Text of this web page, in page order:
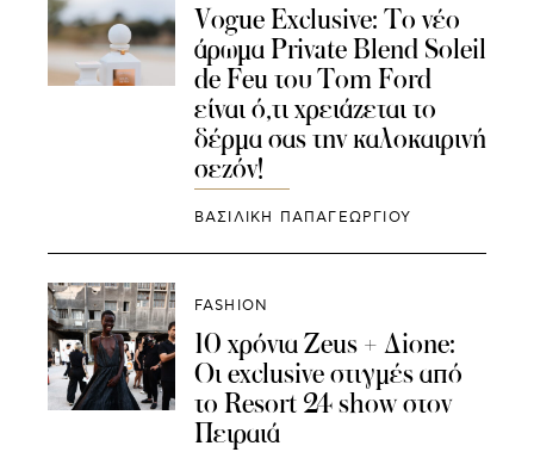
Vogue Exclusive: Tο νέο
άρωμα Private Blend Soleil
de Feu του Tom Ford
είναι ό,τι χρειάζεται το
δέρμα σας την καλοκαιρινή
σεζόν!
ΒΑΣΙΛΙΚΗ ΠΑΠΑΓΕΩΡΓΙΟΥ
FASHION
10 χρόνια Zeus + Δione:
Οι exclusive στιγμές από
το Resort 24 show στον
Πειραιά